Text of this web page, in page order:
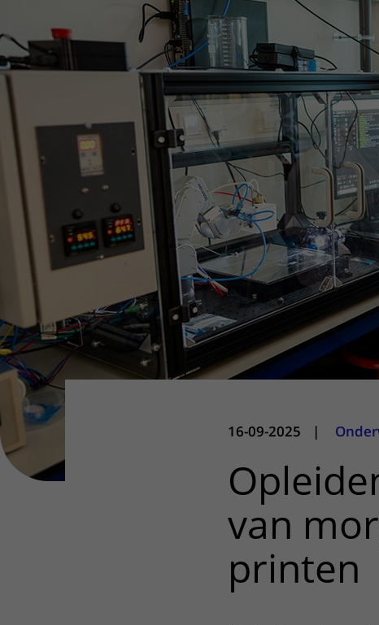
Het Wilhelmina
Kinderziekenhuis
Bezoektijden
Wijzigen patiëntgegevens
16-09-2025 |
van
printen